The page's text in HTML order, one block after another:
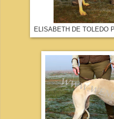
ELISABETH DE TOLEDO